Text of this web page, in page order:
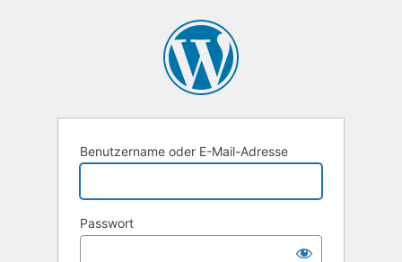
Benutzername oder E-Mail-Adresse
Passwort